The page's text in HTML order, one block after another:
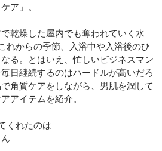
ア」。
乾燥した屋内でも奪われていく水
からの季節、入浴中や入浴後のひ
る。とはいえ、忙しいビジネスマン
日継続するのはハードルが高いだろ
角質ケアをしながら、男肌を潤して
アイテムを紹介。
くれたのは